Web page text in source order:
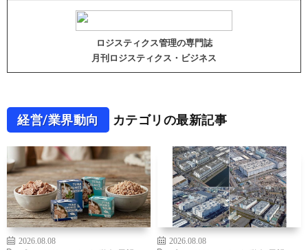
ロジスティクス管理の専門誌
月刊ロジスティクス・ビジネス
経営/業界動向 カテゴリの最新記事
2026.08.08
2026.08.08